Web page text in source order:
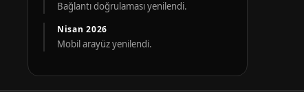
Bağlantı doğrulaması yenilendi.
Nisan 2026
Mobil arayüz yenilendi.